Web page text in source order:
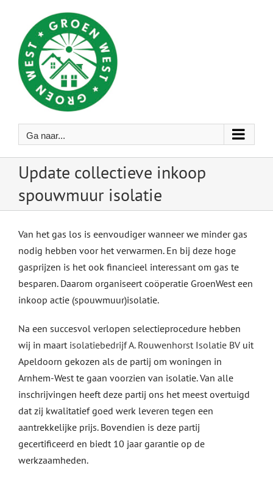
inhoud
Ga naar...
Update collectieve inkoop
spouwmuur isolatie
Van het gas los is eenvoudiger wanneer we minder gas
nodig hebben voor het verwarmen. En bij deze hoge
gasprijzen is het ook financieel interessant om gas te
besparen. Daarom organiseert coöperatie GroenWest een
inkoop actie (spouwmuur)isolatie.
Na een succesvol verlopen selectieprocedure hebben
wij in maart isolatiebedrijf A. Rouwenhorst Isolatie BV uit
Apeldoorn gekozen als de partij om woningen in
Arnhem-West te gaan voorzien van isolatie. Van alle
inschrijvingen heeft deze partij ons het meest overtuigd
dat zij kwalitatief goed werk leveren tegen een
aantrekkelijke prijs. Bovendien is deze partij
gecertificeerd en biedt 10 jaar garantie op de
werkzaamheden.